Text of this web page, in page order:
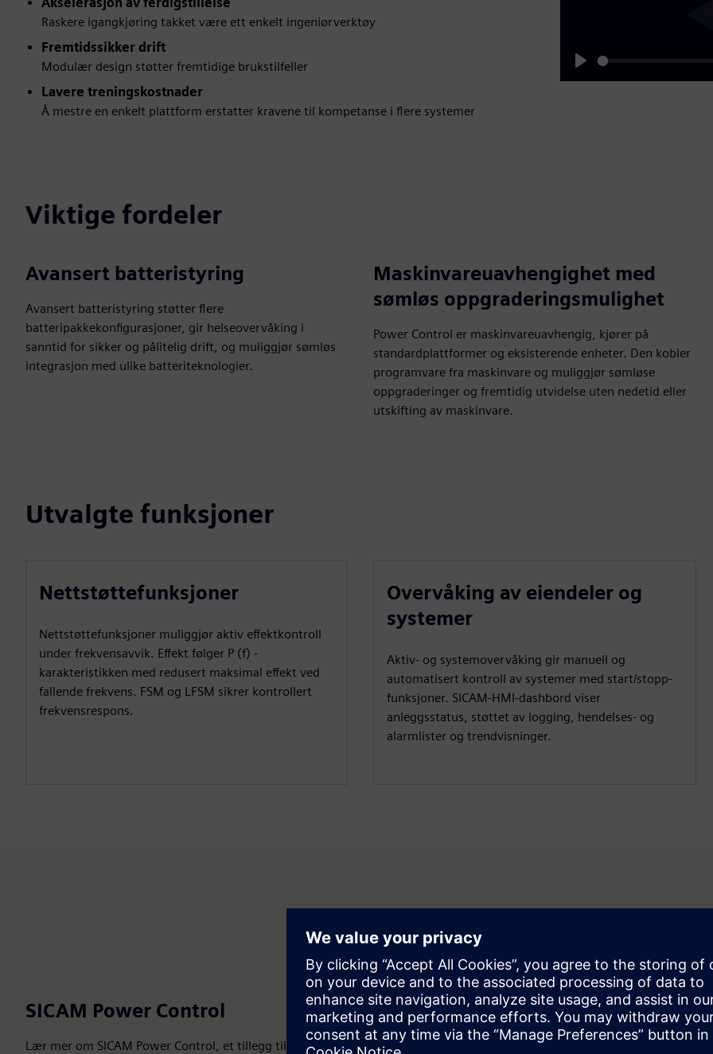
Raskere igangkjøring takket være ett enkelt ingeniørverktøy
Fremtidssikker drift
Modulær design støtter fremtidige brukstilfeller
Lavere treningskostnader
Å mestre en enkelt plattform erstatter kravene til kompetanse i flere systemer
Play
Viktige fordeler
Avansert batteristyring
Avansert batteristyring støtter flere
batteripakkekonfigurasjoner, gir helseovervåking i
sanntid for sikker og pålitelig drift, og muliggjør sømløs
integrasjon med ulike batteriteknologier.
Maskinvareuavhengighet med
sømløs oppgraderingsmulighet
Power Control er maskinvareuavhengig, kjører på
standardplattformer og eksisterende enheter. Den kobler
programvare fra maskinvare og muliggjør sømløse
oppgraderinger og fremtidig utvidelse uten nedetid eller
utskifting av maskinvare.
Utvalgte funksjoner
Nettstøttefunksjoner
Nettstøttefunksjoner muliggjør aktiv effektkontroll
under frekvensavvik. Effekt følger P (f) -
karakteristikken med redusert maksimal effekt ved
fallende frekvens. FSM og LFSM sikrer kontrollert
frekvensrespons.
Overvåking av eiendeler og
systemer
Aktiv- og systemovervåking gir manuell og
automatisert kontroll av systemer med start/stopp-
funksjoner. SICAM‑HMI-dashbord viser
anleggsstatus, støttet av logging, hendelses- og
alarmlister og trendvisninger.
SICAM Power Control
Lær mer om SICAM Power Control, et tillegg til SICAM 8-kontrollapplikasjonsfamilien,